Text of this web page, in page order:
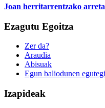
Joan herritarrentzako
Ezagutu Egoitza
Zer da?
Araudia
Abisuak
Egun baliodunen
Izapideak